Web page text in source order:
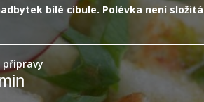
bílé cibule. Polévka není složitá
přípravy